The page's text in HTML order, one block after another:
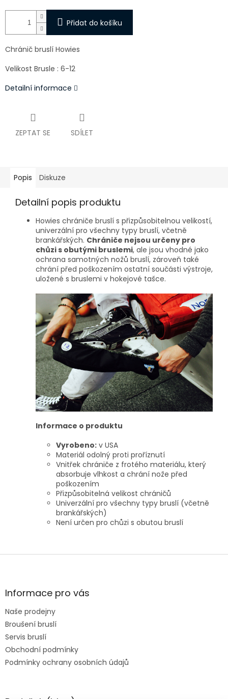
Přidat do košíku
Chránič bruslí Howies
Velikost Brusle : 6-12
Detailní informace
ZEPTAT SE SDÍLET
Popis Diskuze
Detailní popis produktu
Howies chrániče bruslí s přizpůsobitelnou velikostí,
univerzální pro všechny typy bruslí, včetně
brankářských. Chrániče nejsou určeny pro
chůzi s obutými bruslemi, ale jsou vhodné jako
ochrana samotných nožů bruslí, zároveň také
chrání před poškozením ostatní součásti výstroje,
uložené s bruslemi v hokejové tašce.
Informace o produktu
Vyrobeno: v USA
Materiál odolný proti proříznutí
Vnitřek chrániče z frotého materiálu, který
absorbuje vlhkost a chrání nože před
poškozením
Přizpůsobitelná velikost chráničů
Univerzální pro všechny typy bruslí (včetně
brankářských)
Není určen pro chůzi s obutou bruslí
Z
aInformace pro vás
Naše prodejny
Broušení bruslí
Servis bruslí
Obchodní podmínky
Podmínky ochrany osobních údajů